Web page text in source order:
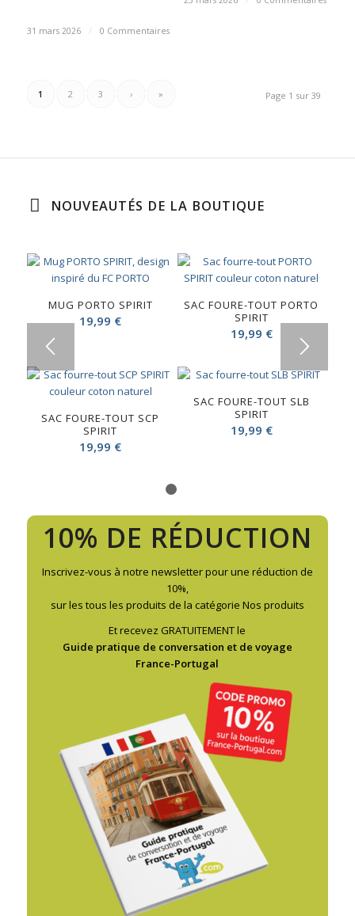
31 mars 2026 / 0 Commentaires
Page 1 sur 39
1 2 3 › »
NOUVEAUTÉS DE LA BOUTIQUE
MUG PORTO SPIRIT
19,99 €
SAC FOURE-TOUT PORTO
SPIRIT
19,99 €
SAC FOURE-TOUT SCP
SPIRIT
19,99 €
SAC FOURE-TOUT SLB
SPIRIT
19,99 €
10% DE RÉDUCTION
Inscrivez-vous à notre newsletter pour une réduction de
10%,
sur les tous les produits de la catégorie Nos produits
Et recevez GRATUITEMENT le
Guide pratique de conversation et de voyage
France-Portugal